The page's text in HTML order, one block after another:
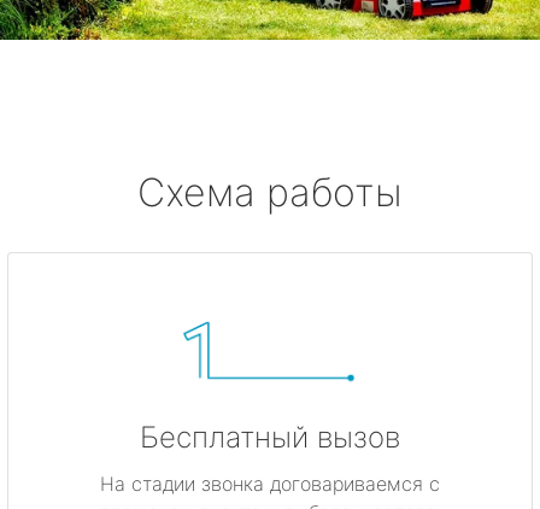
Схема работы
Бесплатный вызов
На стадии звонка договариваемся с